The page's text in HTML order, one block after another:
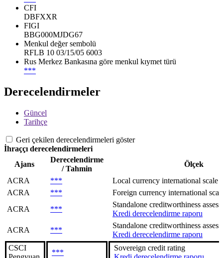
CFI
DBFXXR
FIGI
BBG000MJDG67
Menkul değer sembolü
RFLB 10 03/15/05 6003
Rus Merkez Bankasına göre menkul kıymet türü
***
Derecelendirmeler
Güncel
Tarihçe
Geri çekilen derecelendirmeleri göster
İhraççı derecelendirmeleri
Ajans
Derecelendirme
/ Tahmin
Ölçek
ACRA
***
Local currency international scale
ACRA
***
Foreign currency international
ACRA
***
Standalone creditworthiness
Kredi derecelendirme raporu
ACRA
***
Standalone creditworthiness
Kredi derecelendirme raporu
CSCI
***
Sovereign сredit rating